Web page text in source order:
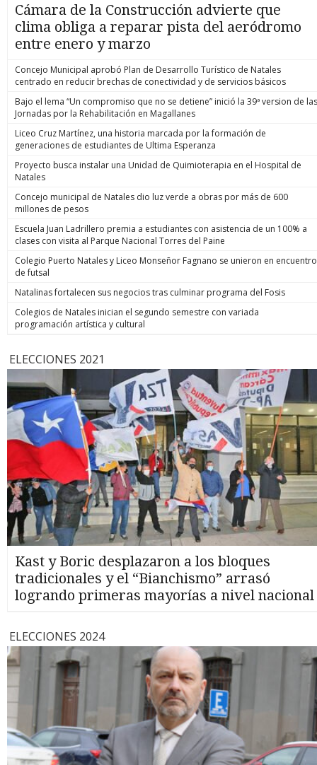
Cámara de la Construcción advierte que
clima obliga a reparar pista del aeródromo
entre enero y marzo
Concejo Municipal aprobó Plan de Desarrollo Turístico de Natales
centrado en reducir brechas de conectividad y de servicios básicos
Bajo el lema “Un compromiso que no se detiene” inició la 39ª version de las
Jornadas por la Rehabilitación en Magallanes
Liceo Cruz Martínez, una historia marcada por la formación de
generaciones de estudiantes de Ultima Esperanza
Proyecto busca instalar una Unidad de Quimioterapia en el Hospital de
Natales
Concejo municipal de Natales dio luz verde a obras por más de 600
millones de pesos
Escuela Juan Ladrillero premia a estudiantes con asistencia de un 100% a
clases con visita al Parque Nacional Torres del Paine
Colegio Puerto Natales y Liceo Monseñor Fagnano se unieron en encuentro
de futsal
Natalinas fortalecen sus negocios tras culminar programa del Fosis
Colegios de Natales inician el segundo semestre con variada
programación artística y cultural
ELECCIONES 2021
Kast y Boric desplazaron a los bloques
tradicionales y el “Bianchismo” arrasó
logrando primeras mayorías a nivel nacional
ELECCIONES 2024